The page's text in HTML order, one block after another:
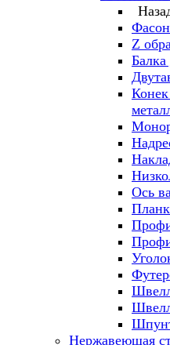
Z
Балка
Ось
Нержавеющая